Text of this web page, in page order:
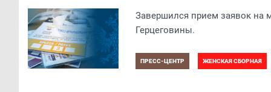
Завершился прием заявок на
Герцеговины.
ПРЕСС-ЦЕНТР ЖЕНСКАЯ СБОРНАЯ